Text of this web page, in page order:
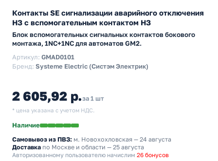
Контакты SE сигнализации аварийного отключения
НЗ с вспомогательным контактом НЗ
Блок вспомогательных сигнальных контактов бокового
монтажа, 1NC+1NC для автоматов GM2.
Артикул: GMAD0101
Бренд: Systeme Electric (Систэм Электрик)
2 605,92 р.за 1 шт
* цена указана с учетом НДС.
Наличие
Самовывоз из ПВЗ: м. Новохохловская — 24 августа
Доставка по Москве и области — 25 августа
Авторизованному пользователю начислим 26 бонусов